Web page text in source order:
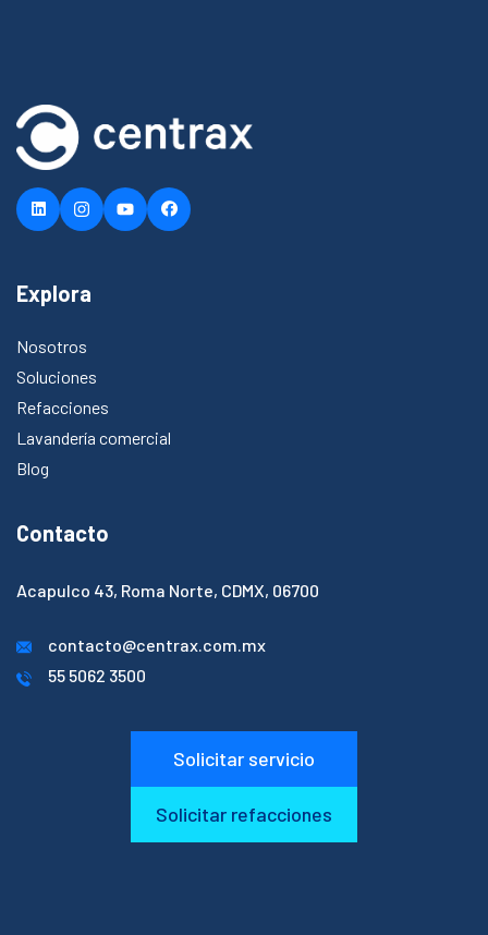
Explora
Nosotros
Soluciones
Refacciones
Lavandería comercial
Blog
Contacto
Acapulco 43, Roma Norte, CDMX, 06700​
contacto@centrax.com.mx
55 5062 3500
Solicitar servicio
Solicitar refacciones